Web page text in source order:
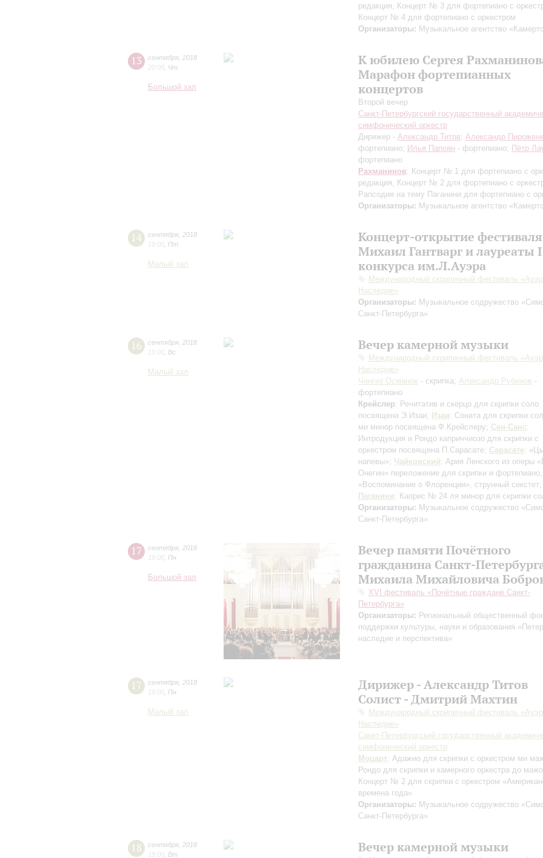
редакция, Концерт № 3 для фортепиано с
Концерт № 4 для фортепиано с оркестром
Организаторы: Музыкальное агентство
13 сентября 2018
20:00 Чт
Большой зал
К юбилею Сергея
Марафон фортепианных
концертов
Второй вечер
Санкт-Петербургский государственный
симфонический оркестр
Дирижер - Александр Титов; Александр
фортепиано; Илья Папоян - фортепиано; Пётр
фортепиано
Рахманинов: Концерт № 1 для фортепиано с
редакция, Концерт № 2 для фортепиано с
Рапсодия на тему Паганини для фортепиано с
Организаторы: Музыкальное агентство
14 сентября 2018
19:00 Пт
Малый зал
Концерт-открытие фестиваля
Михаил Гантварг и лауреаты I
конкурса им.Л.Ауэра
Международный скрипичный фестиваль
Наследие»
Организаторы: Музыкальное содружество
Санкт-Петербурга»
16 сентября 2018
19:00 Вс
Малый зал
Вечер камерной музыки
Международный скрипичный фестиваль
Наследие»
Чингиз Османов - скрипка; Александр Рубинов -
фортепиано
Крейслер: Речитатив и скерцо для скрипки соло
посвящена Э.Изаи; Изаи: Соната для скрипки
ми минор посвящена Ф.Крейслеру; Сен-Санс:
Интродукция и Рондо каприччиозо для скрипки с
оркестром посвящена П.Сарасате; Сарасате:
напевы»; Чайковский: Ария Ленского из оперы
Онегин» переложение для скрипки и фортепиано,
«Воспоминание о Флоренции», струнный секстет;
Паганини: Каприс № 24 ля минор для скрипки
Организаторы: Музыкальное содружество
Санкт-Петербурга»
17 сентября 2018
19:00 Пн
Большой зал
Вечер памяти Почётного
гражданина Санкт-
Михаила Михайловича
XVI фестиваль «Почётные граждане Санкт-
Петербурга»
Организаторы: Региональный общественный
поддержки культуры, науки и образования
наследие и перспектива»
17 сентября 2018
19:00 Пн
Малый зал
Дирижер - Александр Титов
Солист - Дмитрий Махтин
Международный скрипичный фестиваль
Наследие»
Санкт-Петербургский государственный
симфонический оркестр
Моцарт: Адажио для скрипки с оркестром ми
Рондо для скрипки и камерного оркестра до
Концерт № 2 для скрипки с оркестром
времена года»
Организаторы: Музыкальное содружество
Санкт-Петербурга»
18 сентября 2018
19:00 Вт Вечер камерной музыки